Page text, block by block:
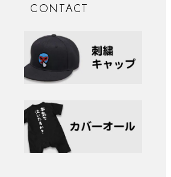
CONTACT